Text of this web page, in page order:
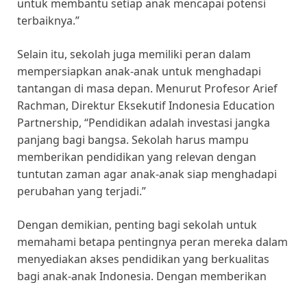
untuk membantu setiap anak mencapai potensi
terbaiknya.”
Selain itu, sekolah juga memiliki peran dalam
mempersiapkan anak-anak untuk menghadapi
tantangan di masa depan. Menurut Profesor Arief
Rachman, Direktur Eksekutif Indonesia Education
Partnership, “Pendidikan adalah investasi jangka
panjang bagi bangsa. Sekolah harus mampu
memberikan pendidikan yang relevan dengan
tuntutan zaman agar anak-anak siap menghadapi
perubahan yang terjadi.”
Dengan demikian, penting bagi sekolah untuk
memahami betapa pentingnya peran mereka dalam
menyediakan akses pendidikan yang berkualitas
bagi anak-anak Indonesia. Dengan memberikan